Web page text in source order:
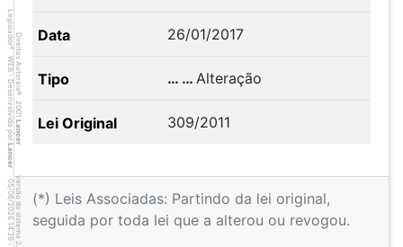
26/01/2017
… …Alteração
309/2011
(*) Leis Associadas: Partindo da lei original,
seguida por toda lei que a alterou ou revogou.
Direitos Autorais
©
2001
Lancer
Legislador
®
WEB - Desenvolvido por
Lancer
versão do sistema 2.10.20
3
3
-
4
:3
9
0
5
/
0
6
/
2
0
2
6